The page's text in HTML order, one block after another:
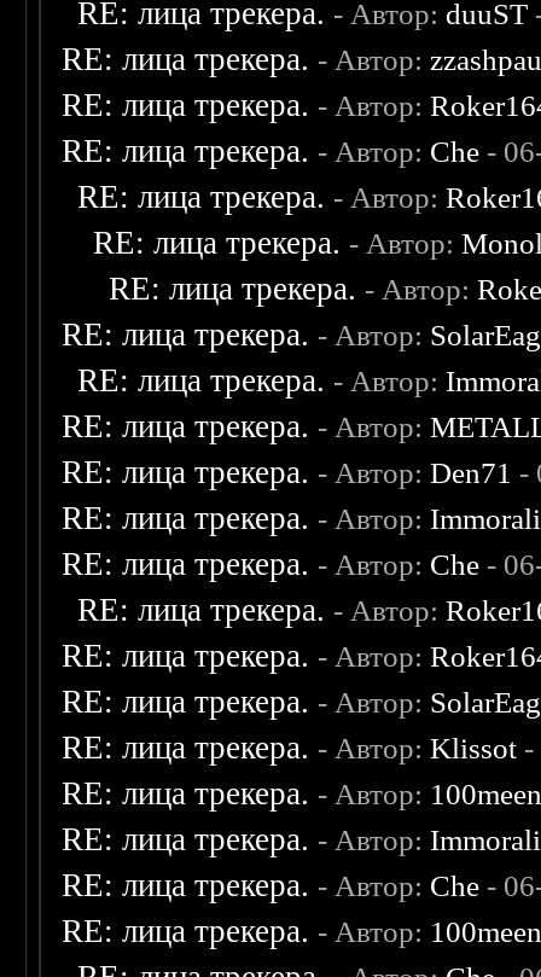
RE: лица трекера. - Автор: duuST
RE: лица трекера. - Автор:
RE: лица трекера. - Автор:
RE: лица трекера. - Автор: Che -
RE: лица трекера. - Автор:
RE: лица трекера. - Автор:
RE: лица трекера. - Автор:
RE: лица трекера. - Автор:
RE: лица трекера. - Автор:
RE: лица трекера. - Автор:
RE: лица трекера. - Автор:Den71 -
RE: лица трекера. - Автор:
RE: лица трекера. - Автор: Che -
RE: лица трекера. - Автор:
RE: лица трекера. - Автор:
RE: лица трекера. - Автор:
RE: лица трекера. - Автор:Klissot -
RE: лица трекера. - Автор:
RE: лица трекера. - Автор:
RE: лица трекера. - Автор: Che -
RE: лица трекера. - Автор: